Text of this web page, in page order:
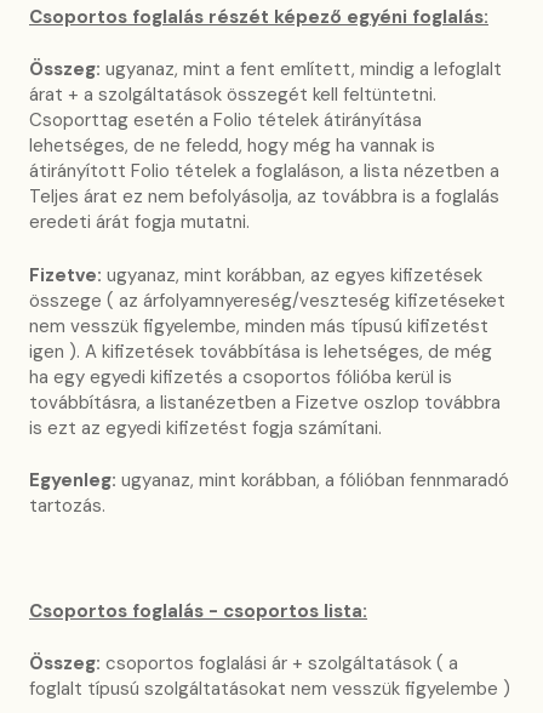
Csoportos foglalás részét képező egyéni foglalás:
Összeg: ugyanaz, mint a fent említett, mindig a lefoglalt
árat + a szolgáltatások összegét kell feltüntetni.
Csoporttag esetén a Folio tételek átirányítása
lehetséges, de ne feledd, hogy még ha vannak is
átirányított Folio tételek a foglaláson, a lista nézetben a
Teljes árat ez nem befolyásolja, az továbbra is a foglalás
eredeti árát fogja mutatni.
Fizetve: ugyanaz, mint korábban, az egyes kifizetések
összege ( az árfolyamnyereség/veszteség kifizetéseket
nem vesszük figyelembe, minden más típusú kifizetést
igen ). A kifizetések továbbítása is lehetséges, de még
ha egy egyedi kifizetés a csoportos fólióba kerül is
továbbításra, a listanézetben a Fizetve oszlop továbbra
is ezt az egyedi kifizetést fogja számítani.
Egyenleg: ugyanaz, mint korábban, a fólióban fennmaradó
tartozás.
Csoportos foglalás - csoportos lista:
Összeg: csoportos foglalási ár + szolgáltatások ( a
foglalt típusú szolgáltatásokat nem vesszük figyelembe )